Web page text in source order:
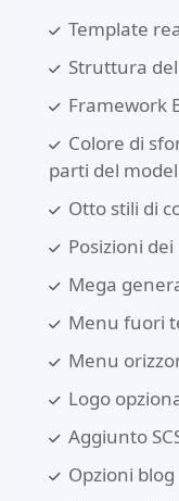
Template
Struttura
Framework
Colore di
parti del
Otto stili di
Posizioni
Mega
Menu fuori
Menu
Logo
Aggiunto
Opzioni blog